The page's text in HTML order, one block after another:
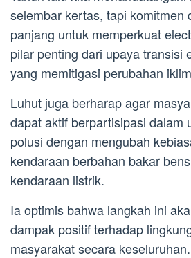
selembar kertas, tapi komitmen
panjang untuk memperkuat
pilar penting dari upaya transisi
yang memitigasi perubahan
Luhut juga berharap agar
dapat aktif berpartisipasi dalam
polusi dengan mengubah
kendaraan berbahan bakar
kendaraan listrik.
Ia optimis bahwa langkah ini
dampak positif terhadap
masyarakat secara keseluruhan.